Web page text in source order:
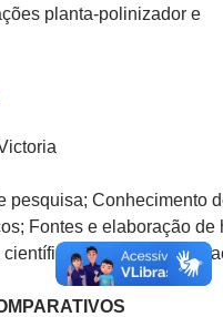
planta-polinizador e
pesquisa; Conhecimento
Fontes e elaboração
Leitura,